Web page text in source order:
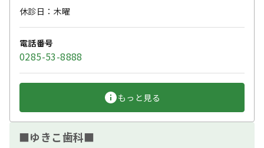
休診日：木曜
電話番号
0285-53-8888
もっと見る
■ゆきこ歯科■